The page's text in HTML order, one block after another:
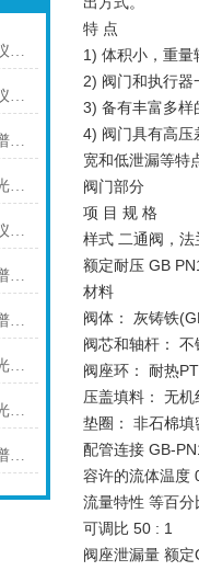
工厂直销DF-2000铅渣荧光光谱仪技术参数
工厂直销DF-2000炉渣荧光光谱仪技术参数
工厂直销DF-2000转炉渣荧光光谱仪技术参数
工厂直销DF-2000钢铁冶炼荧光光谱仪技术参数
工厂直销DF-2000金属荧光光谱仪技术参数
工厂直销DF-2000铜合金荧光光谱仪技术参数
工厂直销DF-2000铁合金荧光光谱仪技术参数
工厂直销DF-2000二氧化硅荧光光谱仪技术参数
工厂直销DF-2000碳酸氢钠荧光光谱仪技术参数
工厂直销DF-2000硅酸盐荧光光谱仪技术参数
特 点
1) 体积小，重量
2) 阀门和执行器
3) 备有丰富多样
4) 阀门具有高压
宽和低泄漏等特
阀门部分
项 目 规 格
样式 二通阀，法
额定耐压 GB
材料
阀体： 灰铸铁
阀芯和轴杆： 不
阀座环： 耐热
压盖填料： 无机
垫圈： 非石棉填
配管连接 GB-
容许的流体温度
流量特性 等百分
可调比 50 : 1
阀座泄漏量 额